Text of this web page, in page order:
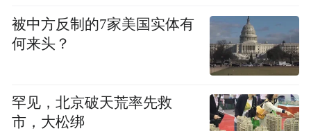
被中方反制的7家美国实体有
何来头？
罕见，北京破天荒率先救
市，大松绑